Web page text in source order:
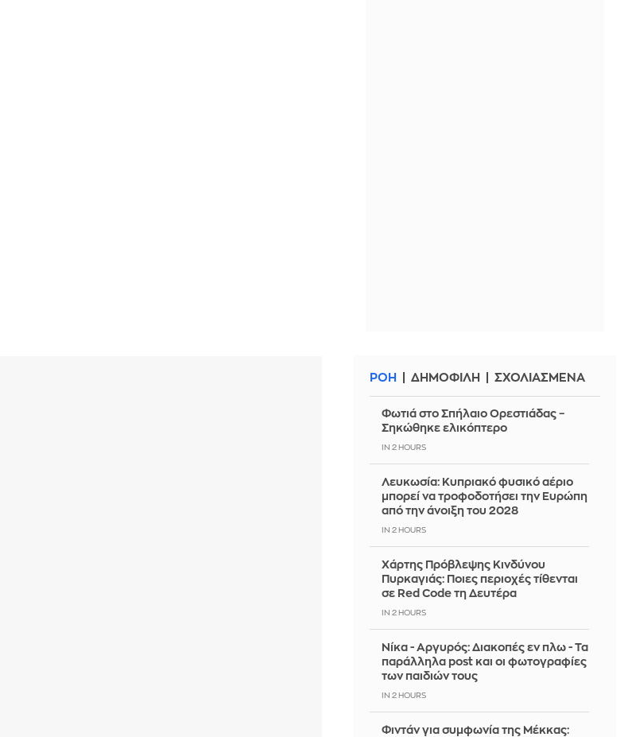
ΡΟΗ ΔΗΜΟΦΙΛΗ ΣΧΟΛΙΑΣΜΕΝΑ
Φωτιά στο Σπήλαιο Ορεστιάδας –
Σηκώθηκε ελικόπτερο
IN 2 HOURS
Λευκωσία: Κυπριακό φυσικό αέριο
μπορεί να τροφοδοτήσει την Ευρώπη
από την άνοιξη του 2028
IN 2 HOURS
Χάρτης Πρόβλεψης Κινδύνου
Πυρκαγιάς: Ποιες περιοχές τίθενται
σε Red Code τη Δευτέρα
IN 2 HOURS
Νίκα - Αργυρός: Διακοπές εν πλω - Τα
παράλληλα post και οι φωτογραφίες
των παιδιών τους
IN 2 HOURS
Φιντάν για συμφωνία της Μέκκας: